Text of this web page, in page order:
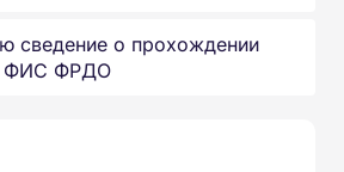
сведение о прохождении
ФИС ФРДО